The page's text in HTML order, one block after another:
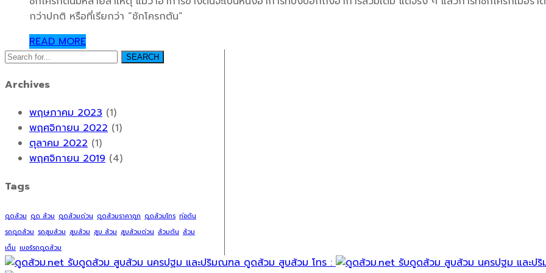
กว่าปกติ หรือที่เรียกว่า “ชักโครกตัน”
READ MORE
SEARCH
Archives
พฤษภาคม 2023 (1)
พฤศจิกายน 2022 (1)
ตุลาคม 2022 (1)
พฤศจิกายน 2019 (4)
Tags
ดูดส้วม ดูด ส้วม ดูดส้วมด่วน ดูดส้วมราคาถูก ดูดส้วมโทร ท่อตัน
รถดูดส้วม รถสูบส้วม สูบส้วม สูบ ส้วม สูบส้วมด่วน ส้วมตัน ส้วม
เต็ม เบอร์รถดูดส้วม